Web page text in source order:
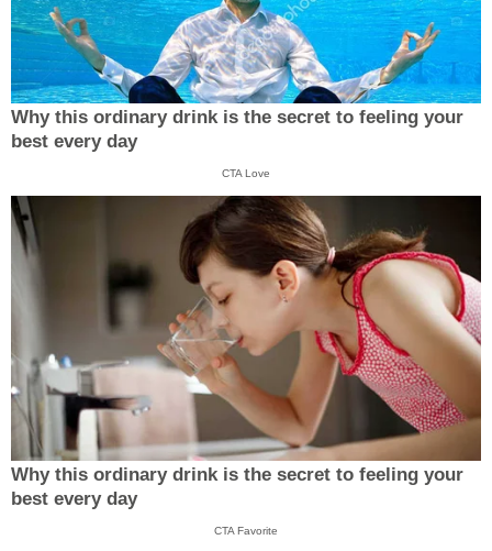
Why this ordinary drink is the secret to feeling your
best every day
CTA Love
Why this ordinary drink is the secret to feeling your
best every day
CTA Favorite